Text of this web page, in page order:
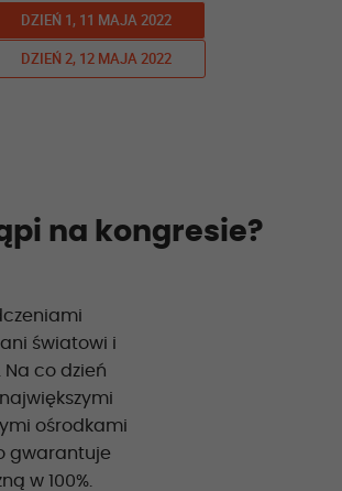
DZIEŃ 1, 11 MAJA 2022
DZIEŃ 2, 12 MAJA 2022
na kongresie?
światowi i
co dzień
ośrodkami
gwarantuje
w 100%.